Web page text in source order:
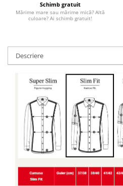
Schimb gratuit
Mărime mare sau mărime mică? Altă
culoare? Ai schimb gratuit!
Descriere